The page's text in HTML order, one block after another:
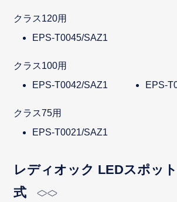
クラス120用
EPS-T0045/SAZ1
クラス100用
EPS-T0042/SAZ1
EPS-
クラス75用
EPS-T0021/SAZ1
レディオック LEDスポッ
式